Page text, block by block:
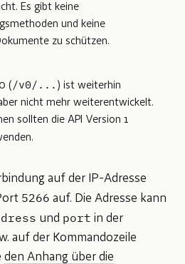
Es gibt keine
und keine
zu schützen.
( /v0/... ) ist weiterhin
nicht mehr weiterentwickelt.
sollten die API Version 1
auf der IP-Adresse
5266 auf. Die Adresse kann
und port in der
auf der Kommandozeile
den Anhang über die